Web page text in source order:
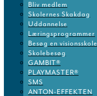
Bliv medlem
Skolernes Skakdag
Uddannelse
Læringsprogrammer
Besøg en visionsskole
Skolebesøg
GAMBIT®
PLAYMASTER®
SMS
ANTON-EFFEKTEN